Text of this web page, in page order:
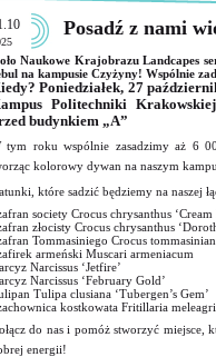
Posadź z nami
Naukowe Krajobrazu Landcapes
na kampusie Czyżyny! Wspólnie
Poniedziałek, 27
Politechniki
budynkiem „A”
tym roku wspólnie zasadzimy aż 6
kolorowy dywan na naszym
które sadzić będziemy na naszej
society Crocus chrysanthus ‘Cream
złocisty Crocus chrysanthus
Tommasiniego Crocus
armeński Muscari armeniacum
Narcissus ‘Jetfire’
Narcissus ‘February Gold’
Tulipa clusiana ‘Tubergen’s Gem’
kostkowata Fritillaria
do nas i pomóż stworzyć
energii!